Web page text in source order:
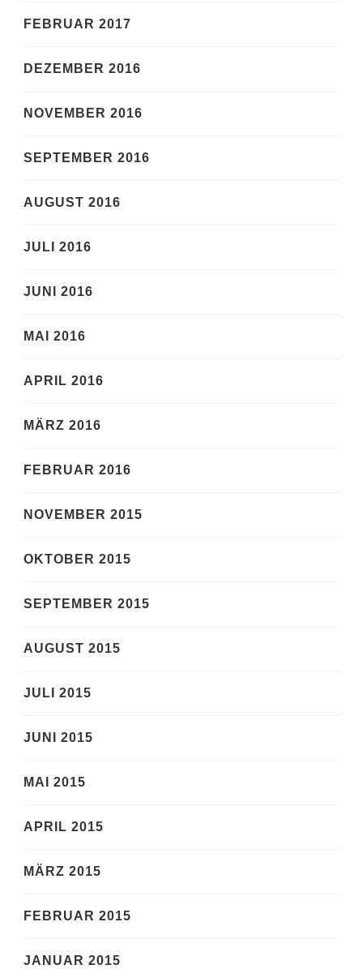
FEBRUAR 2017
DEZEMBER 2016
NOVEMBER 2016
SEPTEMBER 2016
AUGUST 2016
JULI 2016
JUNI 2016
MAI 2016
APRIL 2016
MÄRZ 2016
FEBRUAR 2016
NOVEMBER 2015
OKTOBER 2015
SEPTEMBER 2015
AUGUST 2015
JULI 2015
JUNI 2015
MAI 2015
APRIL 2015
MÄRZ 2015
FEBRUAR 2015
JANUAR 2015